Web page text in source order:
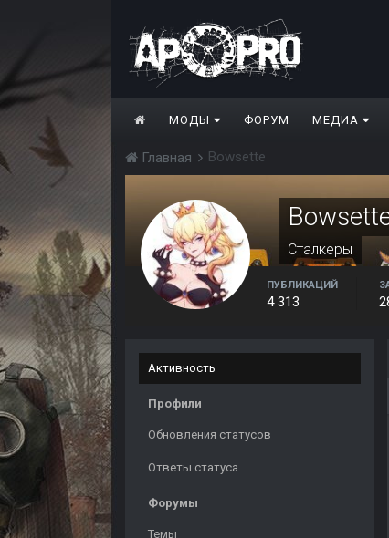
МОДЫ ФОРУМ МЕДИА
Главная Bowsette
Сталкеры
ПУБЛИКАЦИЙ
4 313
Активность
Профили
Обновления статусов
Ответы статуса
Форумы
Темы